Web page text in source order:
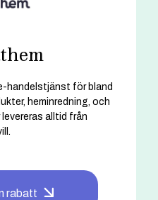
handelstjänst för bland
heminredning, och
alltid från
rabatt